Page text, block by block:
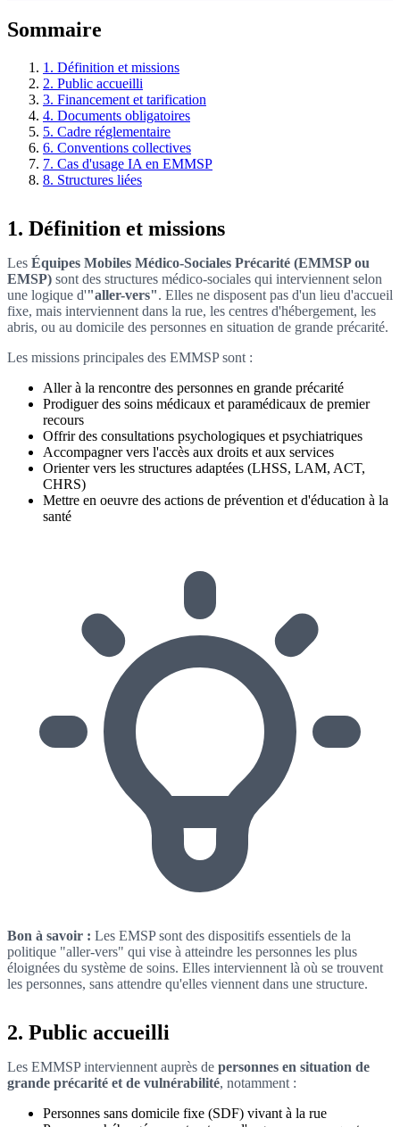
Sommaire
1. Définition et missions
2. Public accueilli
3. Financement et tarification
4. Documents obligatoires
5. Cadre réglementaire
6. Conventions collectives
7. Cas d'usage IA en EMMSP
8. Structures liées
1. Définition et missions
Les Équipes Mobiles Médico-Sociales Précarité (EMMSP ou
EMSP) sont des structures médico-sociales qui interviennent selon
une logique d'"aller-vers". Elles ne disposent pas d'un lieu d'accueil
fixe, mais interviennent dans la rue, les centres d'hébergement, les
abris, ou au domicile des personnes en situation de grande précarité.
Les missions principales des EMMSP sont :
Aller à la rencontre des personnes en grande précarité
Prodiguer des soins médicaux et paramédicaux de premier
recours
Offrir des consultations psychologiques et psychiatriques
Accompagner vers l'accès aux droits et aux services
Orienter vers les structures adaptées (LHSS, LAM, ACT,
CHRS)
Mettre en oeuvre des actions de prévention et d'éducation à la
santé
Bon à savoir : Les EMSP sont des dispositifs essentiels de la
politique "aller-vers" qui vise à atteindre les personnes les plus
éloignées du système de soins. Elles interviennent là où se trouvent
les personnes, sans attendre qu'elles viennent dans une structure.
2. Public accueilli
Les EMMSP interviennent auprès de personnes en situation de
grande précarité et de vulnérabilité, notamment :
Personnes sans domicile fixe (SDF) vivant à la rue